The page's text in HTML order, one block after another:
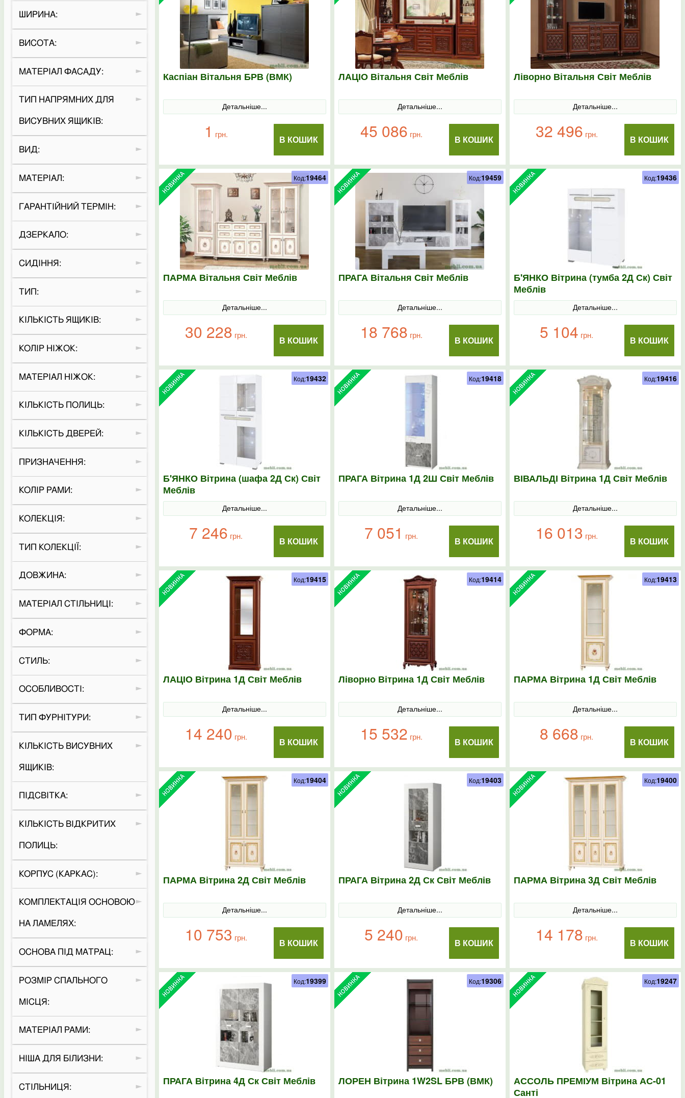
Каспіан Вітальня БРВ (ВМК)
Детальніше...
В КОШИК
1 грн.
ЛАЦІО Вітальня Світ Меблів
Детальніше...
В КОШИК
45 086 грн.
Ліворно Вітальня Світ Меблів
Детальніше...
В КОШИК
32 496 грн.
ПАРМА Вітальня Світ Меблів
Детальніше...
В КОШИК
30 228 грн.
Код:19464
ПРАГА Вітальня Світ Меблів
Детальніше...
В КОШИК
18 768 грн.
Код:19459
Б'ЯНКО Вітрина (тумба 2Д Ск) Світ
Меблів
Детальніше...
В КОШИК
5 104 грн.
Код:19436
Б'ЯНКО Вітрина (шафа 2Д Ск) Світ
Меблів
Детальніше...
В КОШИК
7 246 грн.
Код:19432
ПРАГА Вітрина 1Д 2Ш Світ Меблів
Детальніше...
В КОШИК
7 051 грн.
Код:19418
ВІВАЛЬДІ Вітрина 1Д Світ Меблів
Детальніше...
В КОШИК
16 013 грн.
Код:19416
ЛАЦІО Вітрина 1Д Світ Меблів
Детальніше...
В КОШИК
14 240 грн.
Код:19415
Ліворно Вітрина 1Д Світ Меблів
Детальніше...
В КОШИК
15 532 грн.
Код:19414
ПАРМА Вітрина 1Д Світ Меблів
Детальніше...
В КОШИК
8 668 грн.
Код:19413
ПАРМА Вітрина 2Д Світ Меблів
Детальніше...
В КОШИК
10 753 грн.
Код:19404
ПРАГА Вітрина 2Д Ск Світ Меблів
Детальніше...
В КОШИК
5 240 грн.
Код:19403
ПАРМА Вітрина 3Д Світ Меблів
Детальніше...
В КОШИК
14 178 грн.
Код:19400
ПРАГА Вітрина 4Д Ск Світ Меблів
Код:19399
ЛОРЕН Вітрина 1W2SL БРВ (ВМК)
Код:19306
АССОЛЬ ПРЕМІУМ Вітрина АС-01
Санті
Код:19247
ШИРИНА:
ВИСОТА:
МАТЕРІАЛ ФАСАДУ:
ТИП НАПРЯМНИХ ДЛЯ
ВИСУВНИХ ЯЩИКІВ:
ВИД:
МАТЕРІАЛ:
ГАРАНТІЙНИЙ ТЕРМІН:
ДЗЕРКАЛО:
СИДІННЯ:
ТИП:
КІЛЬКІСТЬ ЯЩИКІВ:
КОЛІР НІЖОК:
МАТЕРІАЛ НІЖОК:
КІЛЬКІСТЬ ПОЛИЦЬ:
КІЛЬКІСТЬ ДВЕРЕЙ:
ПРИЗНАЧЕННЯ:
КОЛІР РАМИ:
КОЛЕКЦІЯ:
ТИП КОЛЕКЦІЇ:
ДОВЖИНА:
МАТЕРІАЛ СТІЛЬНИЦІ:
ФОРМА:
СТИЛЬ:
ОСОБЛИВОСТІ:
ТИП ФУРНІТУРИ:
КІЛЬКІСТЬ ВИСУВНИХ
ЯЩИКІВ:
ПІДСВІТКА:
КІЛЬКІСТЬ ВІДКРИТИХ
ПОЛИЦЬ:
КОРПУС (КАРКАС):
КОМПЛЕКТАЦІЯ ОСНОВОЮ
НА ЛАМЕЛЯХ:
ОСНОВА ПІД МАТРАЦ:
РОЗМІР СПАЛЬНОГО
МІСЦЯ:
МАТЕРІАЛ РАМИ:
НІША ДЛЯ БІЛИЗНИ:
СТІЛЬНИЦЯ: